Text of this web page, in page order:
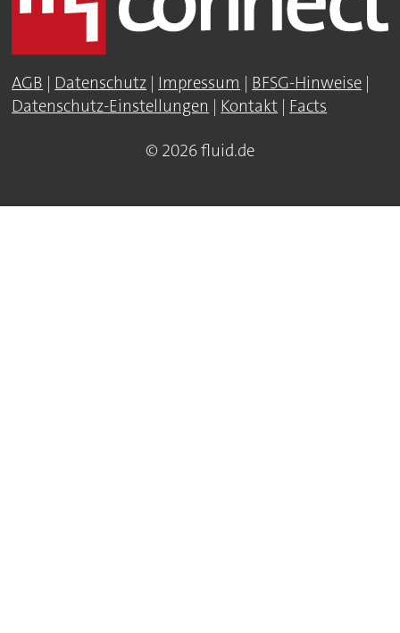
AGB | Datenschutz | Impressum | BFSG-Hinweise |
Datenschutz-Einstellungen | Kontakt | Facts
© 2026 fluid.de